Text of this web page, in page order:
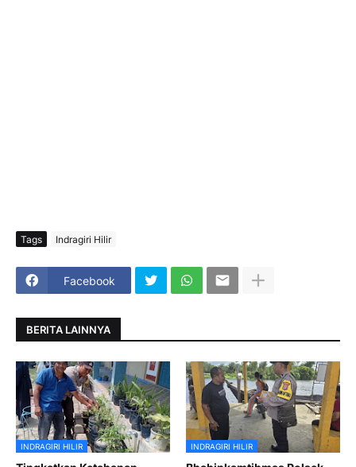
Tags Indragiri Hilir
Facebook
BERITA LAINNYA
INDRAGIRI HILIR INDRAGIRI HILIR